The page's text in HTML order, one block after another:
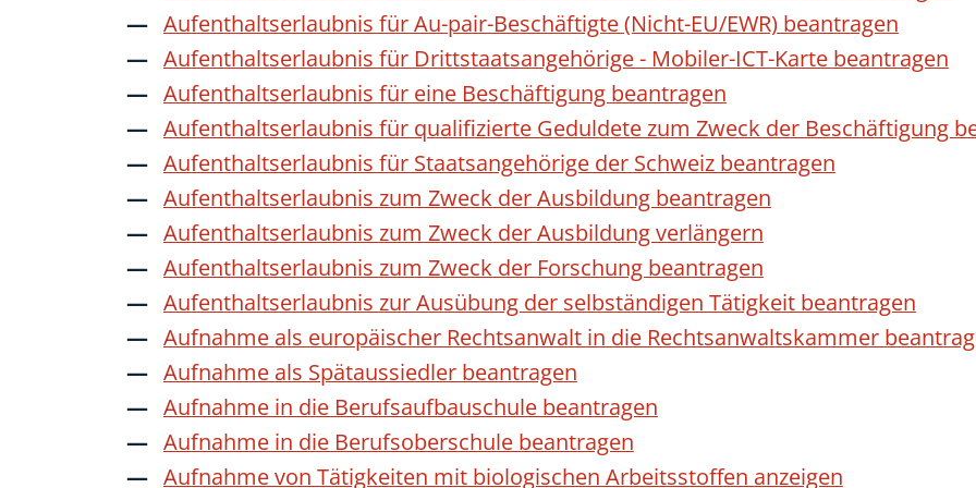
Aufenthaltserlaubnis für Au-pair-Beschäftigte (Nicht-EU/EWR) beantragen
Aufenthaltserlaubnis für Drittstaatsangehörige - Mobiler-ICT-Karte beantragen
Aufenthaltserlaubnis für eine Beschäftigung beantragen
Aufenthaltserlaubnis für qualifizierte Geduldete zum Zweck der Beschäftigung
Aufenthaltserlaubnis für Staatsangehörige der Schweiz beantragen
Aufenthaltserlaubnis zum Zweck der Ausbildung beantragen
Aufenthaltserlaubnis zum Zweck der Ausbildung verlängern
Aufenthaltserlaubnis zum Zweck der Forschung beantragen
Aufenthaltserlaubnis zur Ausübung der selbständigen Tätigkeit beantragen
Aufnahme als europäischer Rechtsanwalt in die Rechtsanwaltskammer
Aufnahme als Spätaussiedler beantragen
Aufnahme in die Berufsaufbauschule beantragen
Aufnahme in die Berufsoberschule beantragen
Aufnahme von Tätigkeiten mit biologischen Arbeitsstoffen anzeigen